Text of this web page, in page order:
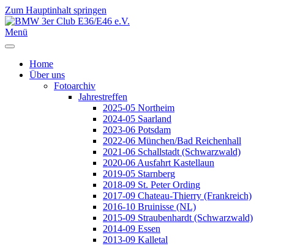
Zum Hauptinhalt springen
Menü
Home
Über uns
Fotoarchiv
Jahrestreffen
2025-05 Northeim
2024-05 Saarland
2023-06 Potsdam
2022-06 München/Bad Reichenhall
2021-06 Schallstadt (Schwarzwald)
2020-06 Ausfahrt Kastellaun
2019-05 Starnberg
2018-09 St. Peter Ording
2017-09 Chateau-Thierry (Frankreich)
2016-10 Bruinisse (NL)
2015-09 Straubenhardt (Schwarzwald)
2014-09 Essen
2013-09 Kalletal
Jahr
Monat
Jahr
Monat